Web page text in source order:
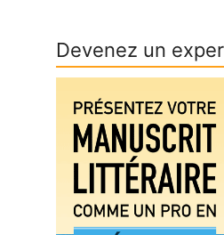
Devenez un